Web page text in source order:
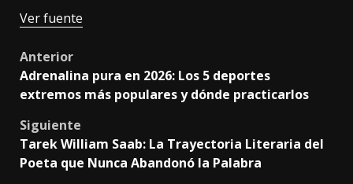
Navegación
de
entradas
Ver fuente
Post
navigation
Anterior
Adrenalina pura en 2026: Los 5 deportes
extremos más populares y dónde practicarlos
Siguiente
Tarek William Saab: La Trayectoria Literaria del
Poeta que Nunca Abandonó la Palabra